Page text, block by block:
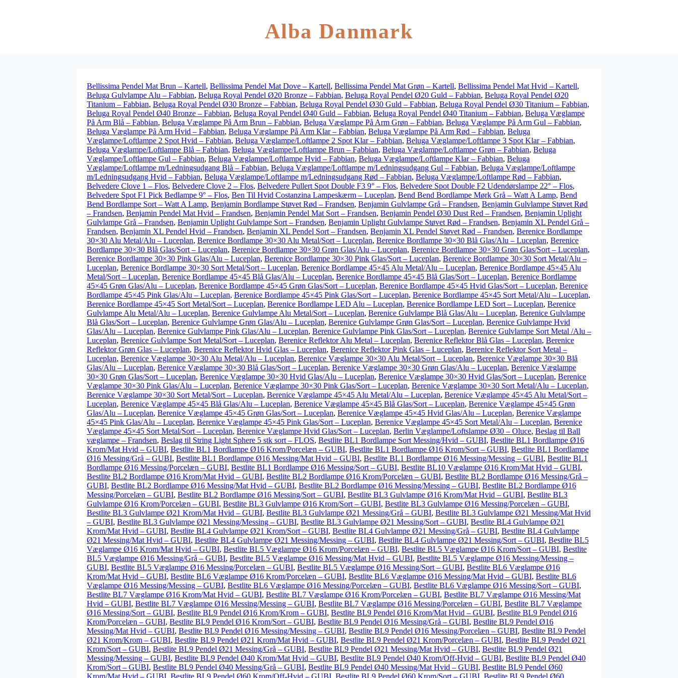
Alba Danmark
Bellissima Pendel Mat Brun – Kartell, Bellissima Pendel Mat Dove – Kartell, Bellissima Pendel Mat Grøn – Kartell, Bellissima Pendel Mat Hvid – Kartell,
Beluga Gulvlampe Alu – Fabbian, Beluga Royal Pendel Ø20 Bronze – Fabbian, Beluga Royal Pendel Ø20 Guld – Fabbian, Beluga Royal Pendel Ø20
Titanium – Fabbian, Beluga Royal Pendel Ø30 Bronze – Fabbian, Beluga Royal Pendel Ø30 Guld – Fabbian, Beluga Royal Pendel Ø30 Titanium – Fabbian,
Beluga Royal Pendel Ø40 Bronze – Fabbian, Beluga Royal Pendel Ø40 Guld – Fabbian, Beluga Royal Pendel Ø40 Titanium – Fabbian, Beluga Væglampe
På Arm Blå – Fabbian, Beluga Væglampe På Arm Brun – Fabbian, Beluga Væglampe På Arm Grøn – Fabbian, Beluga Væglampe På Arm Gul – Fabbian,
Beluga Væglampe På Arm Hvid – Fabbian, Beluga Væglampe På Arm Klar – Fabbian, Beluga Væglampe På Arm Rød – Fabbian, Beluga
Væglampe/Loftlampe 2 Spot Hvid – Fabbian, Beluga Væglampe/Loftlampe 2 Spot Klar – Fabbian, Beluga Væglampe/Loftlampe 3 Spot Klar – Fabbian,
Beluga Væglampe/Loftlampe Blå – Fabbian, Beluga Væglampe/Loftlampe Brun – Fabbian, Beluga Væglampe/Loftlampe Grøn – Fabbian, Beluga
Væglampe/Loftlampe Gul – Fabbian, Beluga Væglampe/Loftlampe Hvid – Fabbian, Beluga Væglampe/Loftlampe Klar – Fabbian, Beluga
Væglampe/Loftlampe m/Ledningsudgang Blå – Fabbian, Beluga Væglampe/Loftlampe m/Ledningsudgang Gul – Fabbian, Beluga Væglampe/Loftlampe
m/Ledningsudgang Hvid – Fabbian, Beluga Væglampe/Loftlampe m/Ledningsudgang Rød – Fabbian, Beluga Væglampe/Loftlampe Rød – Fabbian,
Belvedere Clove 1 – Flos, Belvedere Clove 2 – Flos, Belvedere Pullert Spot Double F3 9° – Flos, Belvedere Spot Double F2 Udendørslampe 22° – Flos,
Belvedere Spot F1 Pick Bedlampe 9° – Flos, Ben Til Hvid Costanzina Lampeskærm – Luceplan, Bend Bend Bordlampe Mørk Grå – Watt A Lamp, Bend
Bend Bordlampe Sort – Watt A Lamp, Benjamin Bordlampe Støvet Rød – Frandsen, Benjamin Gulvlampe Grå – Frandsen, Benjamin Gulvlampe Støvet Rød
– Frandsen, Benjamin Pendel Mat Hvid – Frandsen, Benjamin Pendel Mat Sort – Frandsen, Benjamin Pendel Ø30 Dust Red – Frandsen, Benjamin Uplight
Gulvlampe Grå – Frandsen, Benjamin Uplight Gulvlampe Sort – Frandsen, Benjamin Uplight Gulvlampe Støvet Rød – Frandsen, Benjamin XL Pendel Grå –
Frandsen, Benjamin XL Pendel Hvid – Frandsen, Benjamin XL Pendel Sort – Frandsen, Benjamin XL Pendel Støvet Rød – Frandsen, Berenice Bordlampe
30×30 Alu Metal/Alu – Luceplan, Berenice Bordlampe 30×30 Alu Metal/Sort – Luceplan, Berenice Bordlampe 30×30 Blå Glas/Alu – Luceplan, Berenice
Bordlampe 30×30 Blå Glas/Sort – Luceplan, Berenice Bordlampe 30×30 Grøn Glas/Alu – Luceplan, Berenice Bordlampe 30×30 Grøn Glas/Sort – Luceplan,
Berenice Bordlampe 30×30 Pink Glas/Alu – Luceplan, Berenice Bordlampe 30×30 Pink Glas/Sort – Luceplan, Berenice Bordlampe 30×30 Sort Metal/Alu –
Luceplan, Berenice Bordlampe 30×30 Sort Metal/Sort – Luceplan, Berenice Bordlampe 45×45 Alu Metal/Alu – Luceplan, Berenice Bordlampe 45×45 Alu
Metal/Sort – Luceplan, Berenice Bordlampe 45×45 Blå Glas/Alu – Luceplan, Berenice Bordlampe 45×45 Blå Glas/Sort – Luceplan, Berenice Bordlampe
45×45 Grøn Glas/Alu – Luceplan, Berenice Bordlampe 45×45 Grøn Glas/Sort – Luceplan, Berenice Bordlampe 45×45 Hvid Glas/Sort – Luceplan, Berenice
Bordlampe 45×45 Pink Glas/Alu – Luceplan, Berenice Bordlampe 45×45 Pink Glas/Sort – Luceplan, Berenice Bordlampe 45×45 Sort Metal/Alu – Luceplan,
Berenice Bordlampe 45×45 Sort Metal/Sort – Luceplan, Berenice Bordlampe LED Alu – Luceplan, Berenice Bordlampe LED Sort – Luceplan, Berenice
Gulvlampe Alu Metal/Alu – Luceplan, Berenice Gulvlampe Alu Metal/Sort – Luceplan, Berenice Gulvlampe Blå Glas/Alu – Luceplan, Berenice Gulvlampe
Blå Glas/Sort – Luceplan, Berenice Gulvlampe Grøn Glas/Alu – Luceplan, Berenice Gulvlampe Grøn Glas/Sort – Luceplan, Berenice Gulvlampe Hvid
Glas/Alu – Luceplan, Berenice Gulvlampe Pink Glas/Alu – Luceplan, Berenice Gulvlampe Pink Glas/Sort – Luceplan, Berenice Gulvlampe Sort Metal /Alu –
Luceplan, Berenice Gulvlampe Sort Metal/Sort – Luceplan, Berenice Reflektor Alu Metal – Luceplan, Berenice Reflektor Blå Glas – Luceplan, Berenice
Reflektor Grøn Glas – Luceplan, Berenice Reflektor Hvid Glas – Luceplan, Berenice Reflektor Pink Glas – Luceplan, Berenice Reflektor Sort Metal –
Luceplan, Berenice Væglampe 30×30 Alu Metal/Alu – Luceplan, Berenice Væglampe 30×30 Alu Metal/Sort – Luceplan, Berenice Væglampe 30×30 Blå
Glas/Alu – Luceplan, Berenice Væglampe 30×30 Blå Glas/Sort – Luceplan, Berenice Væglampe 30×30 Grøn Glas/Alu – Luceplan, Berenice Væglampe
30×30 Grøn Glas/Sort – Luceplan, Berenice Væglampe 30×30 Hvid Glas/Alu – Luceplan, Berenice Væglampe 30×30 Hvid Glas/Sort – Luceplan, Berenice
Væglampe 30×30 Pink Glas/Alu – Luceplan, Berenice Væglampe 30×30 Pink Glas/Sort – Luceplan, Berenice Væglampe 30×30 Sort Metal/Alu – Luceplan,
Berenice Væglampe 30×30 Sort Metal/Sort – Luceplan, Berenice Væglampe 45×45 Alu Metal/Alu – Luceplan, Berenice Væglampe 45×45 Alu Metal/Sort –
Luceplan, Berenice Væglampe 45×45 Blå Glas/Alu – Luceplan, Berenice Væglampe 45×45 Blå Glas/Sort – Luceplan, Berenice Væglampe 45×45 Grøn
Glas/Alu – Luceplan, Berenice Væglampe 45×45 Grøn Glas/Sort – Luceplan, Berenice Væglampe 45×45 Hvid Glas/Alu – Luceplan, Berenice Væglampe
45×45 Pink Glas/Alu – Luceplan, Berenice Væglampe 45×45 Pink Glas/Sort – Luceplan, Berenice Væglampe 45×45 Sort Metal/Alu – Luceplan, Berenice
Væglampe 45×45 Sort Metal/Sort – Luceplan, Berenice Væglampe Hvid Glas/Sort – Luceplan, Berlin Væglampe/Loftslampe Ø30 – Oluce, Beslag til Ball
væglampe – Frandsen, Beslag til String Light Sphere 5 stk sort – FLOS, Bestlite BL1 Bordlampe Sort Messing/Hvid – GUBI, Bestlite BL1 Bordlampe Ø16
Krom/Mat Hvid – GUBI, Bestlite BL1 Bordlampe Ø16 Krom/Porcelæn – GUBI, Bestlite BL1 Bordlampe Ø16 Krom/Sort – GUBI, Bestlite BL1 Bordlampe
Ø16 Messing/Grå – GUBI, Bestlite BL1 Bordlampe Ø16 Messing/Mat Hvid – GUBI, Bestlite BL1 Bordlampe Ø16 Messing/Messing – GUBI, Bestlite BL1
Bordlampe Ø16 Messing/Porcelæn – GUBI, Bestlite BL1 Bordlampe Ø16 Messing/Sort – GUBI, Bestlite BL10 Væglampe Ø16 Krom/Mat Hvid – GUBI,
Bestlite BL2 Bordlampe Ø16 Krom/Mat Hvid – GUBI, Bestlite BL2 Bordlampe Ø16 Krom/Porcelæn – GUBI, Bestlite BL2 Bordlampe Ø16 Messing/Grå –
GUBI, Bestlite BL2 Bordlampe Ø16 Messing/Mat Hvid – GUBI, Bestlite BL2 Bordlampe Ø16 Messing/Messing – GUBI, Bestlite BL2 Bordlampe Ø16
Messing/Porcelæn – GUBI, Bestlite BL2 Bordlampe Ø16 Messing/Sort – GUBI, Bestlite BL3 Gulvlampe Ø16 Krom/Mat Hvid – GUBI, Bestlite BL3
Gulvlampe Ø16 Krom/Porcelæn – GUBI, Bestlite BL3 Gulvlampe Ø16 Krom/Sort – GUBI, Bestlite BL3 Gulvlampe Ø16 Messing/Porcelæn – GUBI,
Bestlite BL3 Gulvlampe Ø21 Krom/Mat Hvid – GUBI, Bestlite BL3 Gulvlampe Ø21 Messing/Grå – GUBI, Bestlite BL3 Gulvlampe Ø21 Messing/Mat Hvid
– GUBI, Bestlite BL3 Gulvlampe Ø21 Messing/Messing – GUBI, Bestlite BL3 Gulvlampe Ø21 Messing/Sort – GUBI, Bestlite BL4 Gulvlampe Ø21
Krom/Mat Hvid – GUBI, Bestlite BL4 Gulvlampe Ø21 Krom/Sort – GUBI, Bestlite BL4 Gulvlampe Ø21 Messing/Grå – GUBI, Bestlite BL4 Gulvlampe
Ø21 Messing/Mat Hvid – GUBI, Bestlite BL4 Gulvlampe Ø21 Messing/Messing – GUBI, Bestlite BL4 Gulvlampe Ø21 Messing/Sort – GUBI, Bestlite BL5
Væglampe Ø16 Krom/Mat Hvid – GUBI, Bestlite BL5 Væglampe Ø16 Krom/Porcelæn – GUBI, Bestlite BL5 Væglampe Ø16 Krom/Sort – GUBI, Bestlite
BL5 Væglampe Ø16 Messing/Grå – GUBI, Bestlite BL5 Væglampe Ø16 Messing/Mat Hvid – GUBI, Bestlite BL5 Væglampe Ø16 Messing/Messing –
GUBI, Bestlite BL5 Væglampe Ø16 Messing/Porcelæn – GUBI, Bestlite BL5 Væglampe Ø16 Messing/Sort – GUBI, Bestlite BL6 Væglampe Ø16
Krom/Mat Hvid – GUBI, Bestlite BL6 Væglampe Ø16 Krom/Porcelæn – GUBI, Bestlite BL6 Væglampe Ø16 Messing/Mat Hvid – GUBI, Bestlite BL6
Væglampe Ø16 Messing/Messing – GUBI, Bestlite BL6 Væglampe Ø16 Messing/Porcelæn – GUBI, Bestlite BL6 Væglampe Ø16 Messing/Sort – GUBI,
Bestlite BL7 Væglampe Ø16 Krom/Mat Hvid – GUBI, Bestlite BL7 Væglampe Ø16 Krom/Porcelæn – GUBI, Bestlite BL7 Væglampe Ø16 Messing/Mat
Hvid – GUBI, Bestlite BL7 Væglampe Ø16 Messing/Messing – GUBI, Bestlite BL7 Væglampe Ø16 Messing/Porcelæn – GUBI, Bestlite BL7 Væglampe
Ø16 Messing/Sort – GUBI, Bestlite BL9 Pendel Ø16 Krom/Krom – GUBI, Bestlite BL9 Pendel Ø16 Krom/Mat Hvid – GUBI, Bestlite BL9 Pendel Ø16
Krom/Porcelæn – GUBI, Bestlite BL9 Pendel Ø16 Krom/Sort – GUBI, Bestlite BL9 Pendel Ø16 Messing/Grå – GUBI, Bestlite BL9 Pendel Ø16
Messing/Mat Hvid – GUBI, Bestlite BL9 Pendel Ø16 Messing/Messing – GUBI, Bestlite BL9 Pendel Ø16 Messing/Porcelæn – GUBI, Bestlite BL9 Pendel
Ø21 Krom/Krom – GUBI, Bestlite BL9 Pendel Ø21 Krom/Mat Hvid – GUBI, Bestlite BL9 Pendel Ø21 Krom/Porcelæn – GUBI, Bestlite BL9 Pendel Ø21
Krom/Sort – GUBI, Bestlite BL9 Pendel Ø21 Messing/Grå – GUBI, Bestlite BL9 Pendel Ø21 Messing/Mat Hvid – GUBI, Bestlite BL9 Pendel Ø21
Messing/Messing – GUBI, Bestlite BL9 Pendel Ø40 Krom/Mat Hvid – GUBI, Bestlite BL9 Pendel Ø40 Krom/Off-Hvid – GUBI, Bestlite BL9 Pendel Ø40
Krom/Sort – GUBI, Bestlite BL9 Pendel Ø40 Messing/Grå – GUBI, Bestlite BL9 Pendel Ø40 Messing/Mat Hvid – GUBI, Bestlite BL9 Pendel Ø60
Krom/Mat Hvid – GUBI Bestlite BL9 Pendel Ø60 Krom/Off-Hvid – GUBI Bestlite BL9 Pendel Ø60 Krom/Sort – GUBI Bestlite BL9 Pendel Ø60